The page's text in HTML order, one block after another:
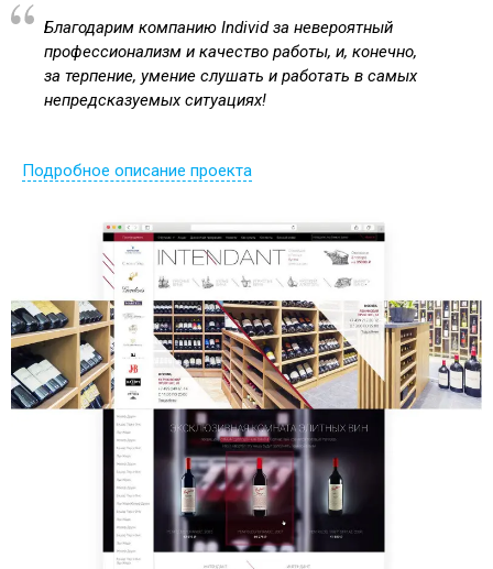
Благодарим компанию Individ за невероятный
профессионализм и качество работы, и, конечно,
за терпение, умение слушать и работать в самых
непредсказуемых ситуациях!
Подробное описание проекта